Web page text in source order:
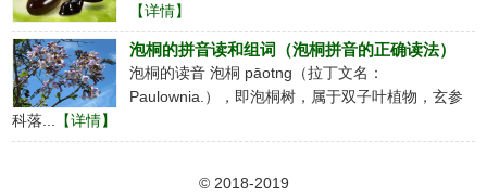
【详情】
泡桐的拼音读和组词（泡桐拼音的正确读法）
泡桐的读音 泡桐 pāotng（拉丁文名：
Paulownia.），即泡桐树，属于双子叶植物，玄参
科落... 【详情】
©2018-2019